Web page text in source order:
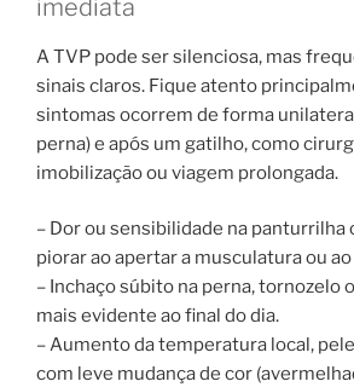
imediata
A TVP pode ser silenciosa, mas
sinais claros. Fique atento
sintomas ocorrem de forma
perna) e após um gatilho, como
imobilização ou viagem prolongada.
– Dor ou sensibilidade na panturrilha
piorar ao apertar a musculatura ou
– Inchaço súbito na perna, tornozelo
mais evidente ao final do dia.
– Aumento da temperatura local,
com leve mudança de cor